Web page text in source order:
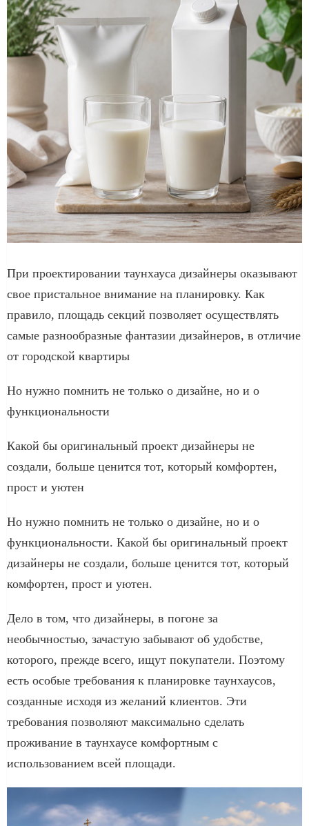
При проектировании таунхауса дизайнеры оказывают
свое пристальное внимание на планировку. Как
правило, площадь секций позволяет осуществлять
самые разнообразные фантазии дизайнеров, в отличие
от городской квартиры
Но нужно помнить не только о дизайне, но и о
функциональности
Какой бы оригинальный проект дизайнеры не
создали, больше ценится тот, который комфортен,
прост и уютен
Но нужно помнить не только о дизайне, но и о
функциональности. Какой бы оригинальный проект
дизайнеры не создали, больше ценится тот, который
комфортен, прост и уютен.
Дело в том, что дизайнеры, в погоне за
необычностью, зачастую забывают об удобстве,
которого, прежде всего, ищут покупатели. Поэтому
есть особые требования к планировке таунхаусов,
созданные исходя из желаний клиентов. Эти
требования позволяют максимально сделать
проживание в таунхаусе комфортным с
использованием всей площади.